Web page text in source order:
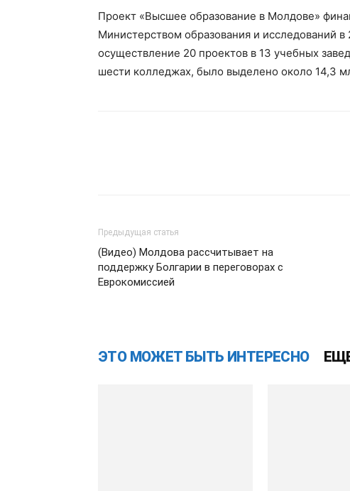
Проект «Высшее образование в Молдове»
Министерством образования и исследований
осуществление 20 проектов в 13 учебных
шести колледжах, было выделено около 14,3
Предыдущая статья
(Видео) Молдова рассчитывает на
поддержку Болгарии в переговорах с
Еврокомиссией
ЭТО МОЖЕТ БЫТЬ ИНТЕРЕСНО